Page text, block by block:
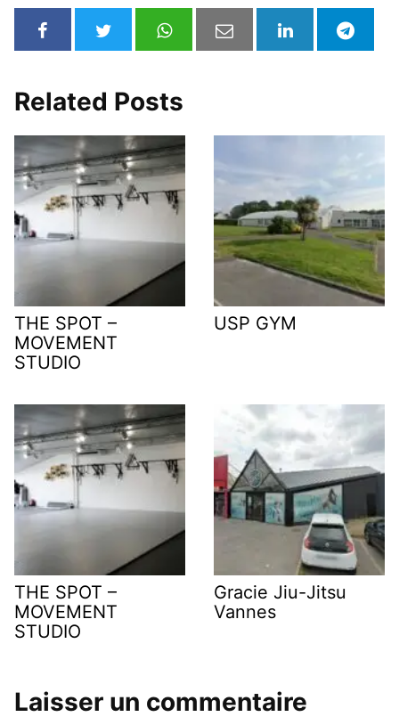
Related Posts
THE SPOT –
MOVEMENT
STUDIO
USP GYM
THE SPOT –
MOVEMENT
STUDIO
Gracie Jiu-Jitsu
Vannes
Laisser un commentaire